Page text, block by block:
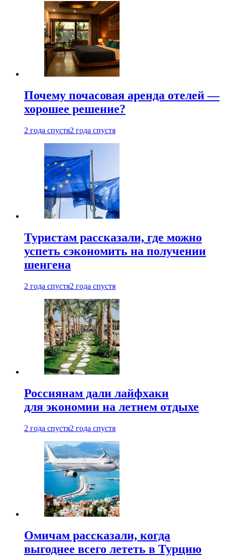
Почему почасовая аренда отелей —
хорошее решение?
2 года спустя2 года спустя
Туристам рассказали, где можно
успеть сэкономить на получении
шенгена
2 года спустя2 года спустя
Россиянам дали лайфхаки
для экономии на летнем отдыхе
2 года спустя2 года спустя
Омичам рассказали, когда
выгоднее всего лететь в Турцию